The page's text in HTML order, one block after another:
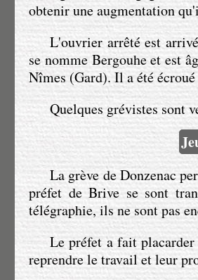
obtenir une augmentation
L'ouvrier arrêté est
se nomme Bergouhe et est
Nîmes (Gard). Il a été
La grève de Donzenac
préfet de Brive se sont
télégraphie, ils ne sont pas
Le préfet a fait
reprendre le travail et leur